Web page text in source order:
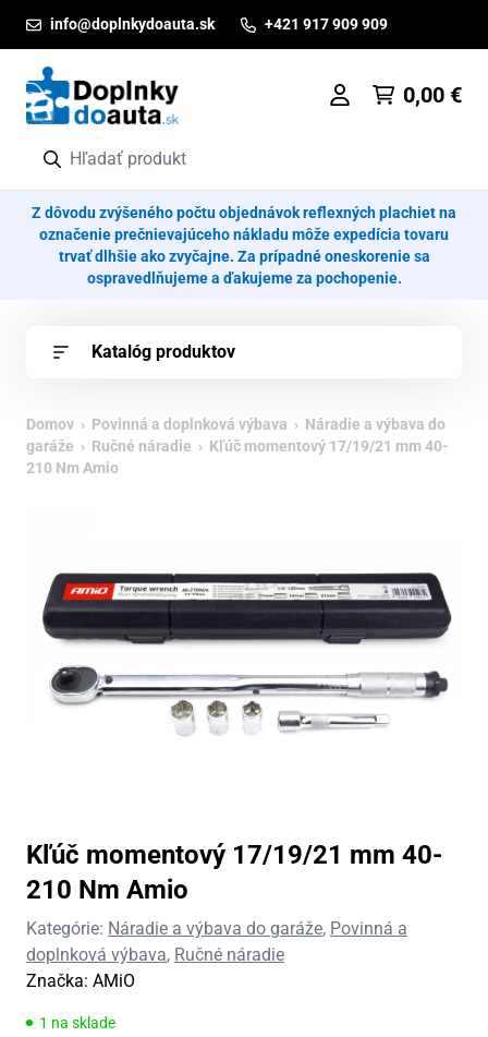
info@doplnkydoauta.sk +421 917 909 909
0,00 €
Z dôvodu zvýšeného počtu objednávok reflexných plachiet na
označenie prečnievajúceho nákladu môže expedícia tovaru
trvať dlhšie ako zvyčajne. Za prípadné oneskorenie sa
ospravedlňujeme a ďakujeme za pochopenie.
Katalóg produktov
Domov › Povinná a doplnková výbava › Náradie a výbava do
garáže › Ručné náradie › Kľúč momentový 17/19/21 mm 40-
210 Nm Amio
Kľúč momentový 17/19/21 mm 40-
210 Nm Amio
Kategórie: Náradie a výbava do garáže, Povinná a
doplnková výbava, Ručné náradie
Značka: AMiO
1 na sklade